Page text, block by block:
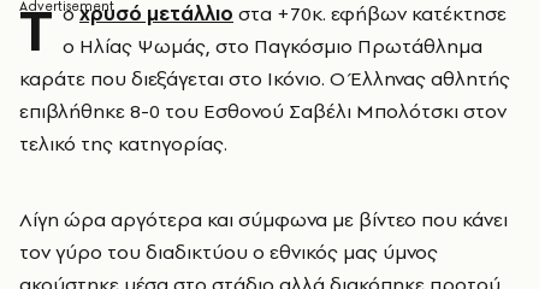
Τ οχρυσό μετάλλιο στα +70κ. εφήβων κατέκτησε
ο Ηλίας Ψωμάς, στο Παγκόσμιο Πρωτάθλημα
καράτε που διεξάγεται στο Ικόνιο. Ο Έλληνας αθλητής
επιβλήθηκε 8-0 του Εσθονού Σαβέλι Μπολότσκι στον
τελικό της κατηγορίας.
Λίγη ώρα αργότερα και σύμφωνα με βίντεο που κάνει
τον γύρο του διαδικτύου ο εθνικός μας ύμνος